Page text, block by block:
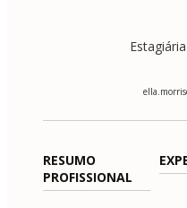
RESUMO
PROFISSIONAL